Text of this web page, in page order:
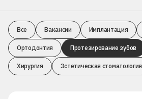
Все Вакансии Имплантация
Ортодонтия Протезирование зубов
Хирургия Эстетическая стоматология